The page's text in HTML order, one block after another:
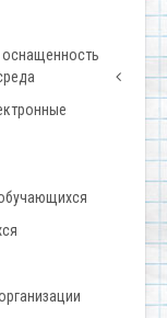
оснащенность